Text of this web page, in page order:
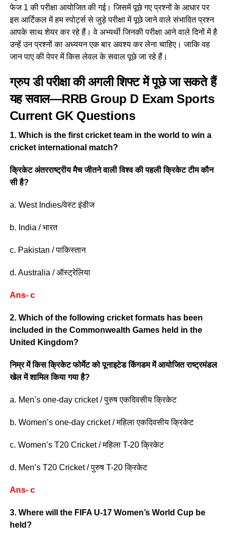
फेज 1 की परीक्षा आयोजित की गई। जिसमें पूछे गए प्रश्नों के आधार पर
इस आर्टिकल में हम स्पोर्ट्स से जुड़े परीक्षा में पूछे जाने वाले संभावित प्रश्न
आपके साथ शेयर कर रहे हैं। वे अभ्यर्थी जिनकी परीक्षा आने वाले दिनों में है
उन्हें उन प्रश्नों का अध्ययन एक बार अवश्य कर लेना चाहिए। जाकि वह
जान पाए की पेपर में किस लेवल के सवाल पूछे जा रहे हैं।
ग्रुप डी परीक्षा की अगली शिफ्ट में पूछे जा सकते हैं
यह सवाल—RRB Group D Exam Sports
Current GK Questions
1. Which is the first cricket team in the world to win a
cricket international match?
क्रिकेट अंतरराष्ट्रीय मैच जीतने वाली विश्व की पहली क्रिकेट टीम कौन
सी है?
a. West Indies/वेस्ट इंडीज
b. India / भारत
c. Pakistan / पाकिस्तान
d. Australia / ऑस्ट्रेलिया
Ans- c
2. Which of the following cricket formats has been
included in the Commonwealth Games held in the
United Kingdom?
निम्र में किस क्रिकेट फोर्मेट को पूनाइटेड किंगडम में आयोजित राष्ट्रमंडल
खेल में शामिल किया गया है?
a. Men’s one-day cricket / पुरुष एकदिवसीय क्रिकेट
b. Women’s one-day cricket / महिला एकदिवसीय क्रिकेट
c. Women’s T20 Cricket / महिला T-20 क्रिकेट
d. Men’s T20 Cricket / पुरुष T-20 क्रिकेट
Ans- c
3. Where will the FIFA U-17 Women’s World Cup be
held?